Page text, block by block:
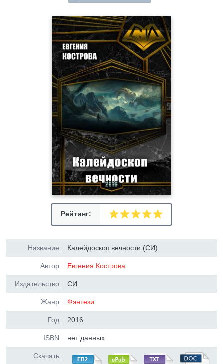
Рейтинг:
Название: Калейдоскоп вечности (СИ)
Автор: Евгения Кострова
Издательство: СИ
Жанр: Фэнтези
Год: 2016
ISBN: нет данных
Скачать: